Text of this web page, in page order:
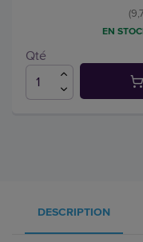
EN
Qté
DESCRIPTION